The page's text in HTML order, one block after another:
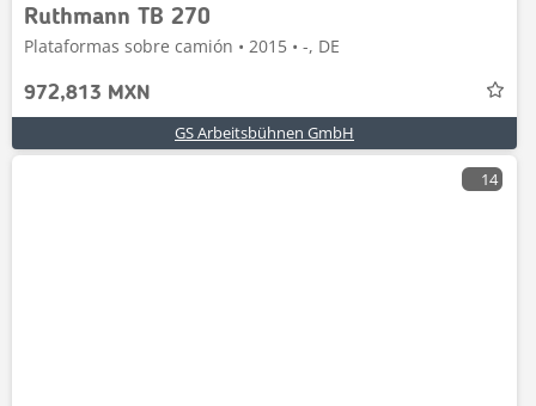
Ruthmann TB 270
Plataformas sobre camión • 2015 • -, DE
972,813 MXN
GS Arbeitsbühnen GmbH
14